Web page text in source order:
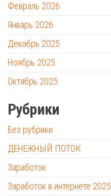
Февраль 2026
Январь 2026
Декабрь 2025
Ноябрь 2025
Октябрь 2025
Рубрики
Без рубрики
ДЕНЕЖНЫЙ ПОТОК
Заработок
Заработок в интернете 2025